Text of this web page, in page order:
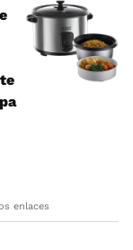
enlaces